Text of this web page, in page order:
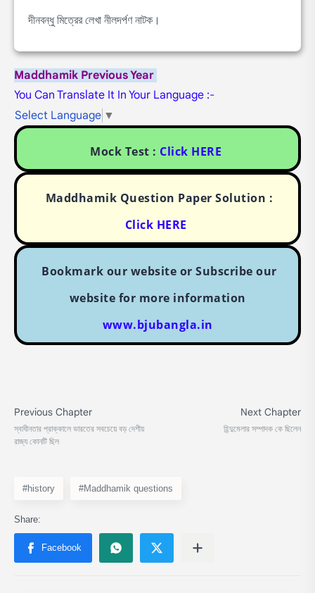
দীনবন্ধু মিত্রের লেখা নীলদর্পণ নাটক।
Maddhamik Previous Year
You Can Translate It In Your Language :-
Select Language ▼
Mock Test : Click HERE
Maddhamik Question Paper Solution :
Click HERE
Bookmark our website or Subscribe our
website for more information
www.bjubangla.in
#history #Maddhamik questions